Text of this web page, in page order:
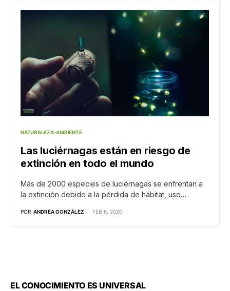
NATURALEZA-AMBIENTE
Las luciérnagas están en riesgo de
extinción en todo el mundo
Más de 2000 especies de luciérnagas se enfrentan a
la extinción debido a la pérdida de hábitat, uso…
POR ANDREA GONZÁLEZ FEB 6, 2020
EL CONOCIMIENTO ES UNIVERSAL